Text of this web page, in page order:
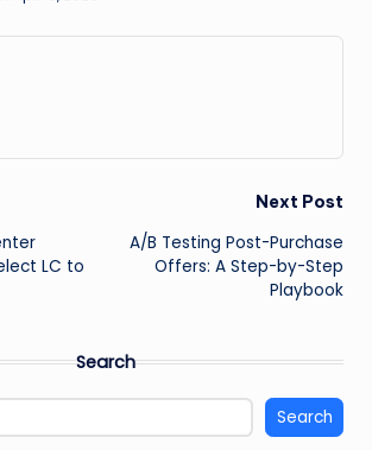
LC to
Next Post
A/B Testing Post-Purchase
Offers: A Step-by-Step
Playbook
Search
Search